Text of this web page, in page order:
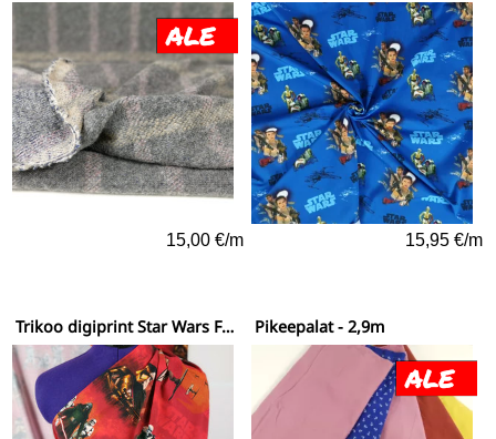
15,00 €/m 15,95 €/m
Trikoo digiprint Star Wars Force awakens roistot Pikeepalat - 2,9m